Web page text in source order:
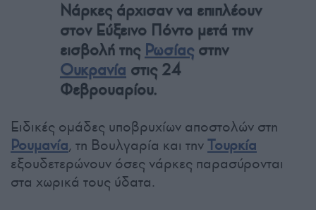
Νάρκες άρχισαν να επιπλέουν
στον Εύξεινο Πόντο μετά την
εισβολή της Ρωσίας στην
Ουκρανία στις 24
Φεβρουαρίου.
Ειδικές ομάδες υποβρυχίων αποστολών στη
Ρουμανία, τη Βουλγαρία και τηνΤουρκία
εξουδετερώνουν όσες νάρκες παρασύρονται
στα χωρικά τους ύδατα.